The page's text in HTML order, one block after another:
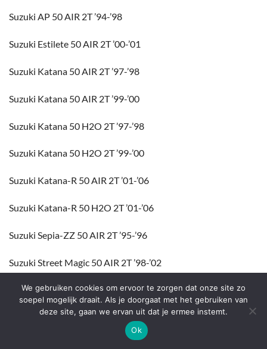
Suzuki AP 50 AIR 2T ’94-’98
Suzuki Estilete 50 AIR 2T ’00-’01
Suzuki Katana 50 AIR 2T ’97-’98
Suzuki Katana 50 AIR 2T ’99-’00
Suzuki Katana 50 H2O 2T ’97-’98
Suzuki Katana 50 H2O 2T ’99-’00
Suzuki Katana-R 50 AIR 2T ’01-’06
Suzuki Katana-R 50 H2O 2T ’01-’06
Suzuki Sepia-ZZ 50 AIR 2T ’95-’96
Suzuki Street Magic 50 AIR 2T ’98-’02
Suzuki Zilion UX 50 H2O 2T ’99-’00
Vespa Primavera 125i AIR 4T 3V E3 ’13-’16
Vespa Sprint 125i AIR 4T 3V E2 ’14-’18
We gebruiken cookies om ervoor te zorgen dat onze site zo
soepel mogelijk draait. Als je doorgaat met het gebruiken van
deze site, gaan we ervan uit dat je ermee instemt.
Ok